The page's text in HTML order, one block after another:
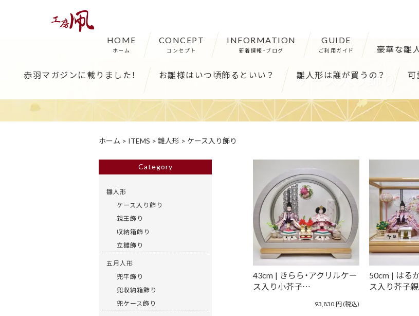
HOME
ホーム
CONCEPT
コンセプト
INFORMATION
新着情報・ブログ
GUIDE
ご利用ガイド 豪華な雛
赤羽マガジンに載りました！ お雛様はいつ頃飾るといい？ 雛人形は誰が買うの？
ケース入り飾り
ホーム > ITEMS > 雛人形 > ケース入り飾り
43cm | きらら・アクリルケー
ス入り小芥子…
93,830円(税込)
50cm | はる
ス入り芥子
Category
雛人形
ケース入り飾り
親王飾り
収納箱飾り
立雛飾り
五月人形
兜平飾り
兜収納箱飾り
兜ケース飾り